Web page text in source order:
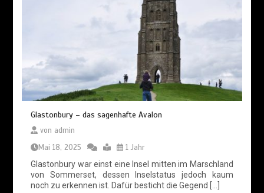
Glastonbury – das sagenhafte Avalon
von admin
Mai 18, 2025
1 Jahr
Glastonbury war einst eine Insel mitten im Marschland
von Sommerset, dessen Inselstatus jedoch kaum
noch zu erkennen ist. Dafür besticht die Gegend […]